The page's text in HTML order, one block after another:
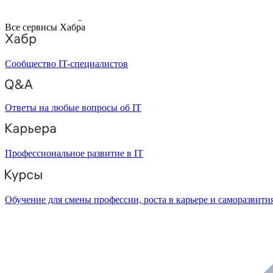
Все сервисы Хабра
Сообщество IT-специалистов
Ответы на любые вопросы об IT
Профессиональное развитие в IT
Обучение для смены профессии, роста в карьере и